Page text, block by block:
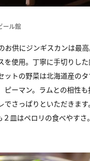
ール館
お供にジンギスカンは最
を使用。丁寧に手切りし
ットの野菜は北海道産のタ
ピーマン。ラムとの相性
でさっぱりといただきま
皿はペロリの食べやすさ